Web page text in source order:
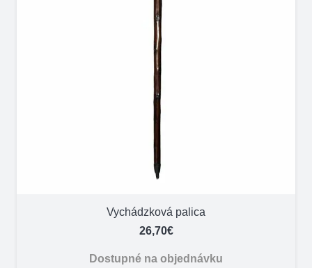
Vychádzková palica
26,70€
Dostupné na objednávku